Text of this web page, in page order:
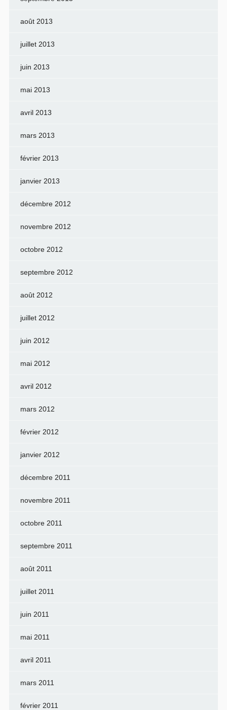
août 2013
juillet 2013
juin 2013
mai 2013
avril 2013
mars 2013
février 2013
janvier 2013
décembre 2012
novembre 2012
octobre 2012
septembre 2012
août 2012
juillet 2012
juin 2012
mai 2012
avril 2012
mars 2012
février 2012
janvier 2012
décembre 2011
novembre 2011
octobre 2011
septembre 2011
août 2011
juillet 2011
juin 2011
mai 2011
avril 2011
mars 2011
février 2011